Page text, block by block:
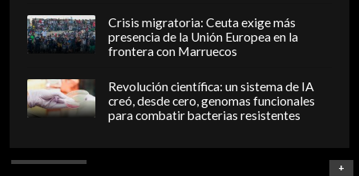
Crisis migratoria: Ceuta exige más
presencia de la Unión Europea en la
frontera con Marruecos
Revolución científica: un sistema de IA
creó, desde cero, genomas funcionales
para combatir bacterias resistentes
+